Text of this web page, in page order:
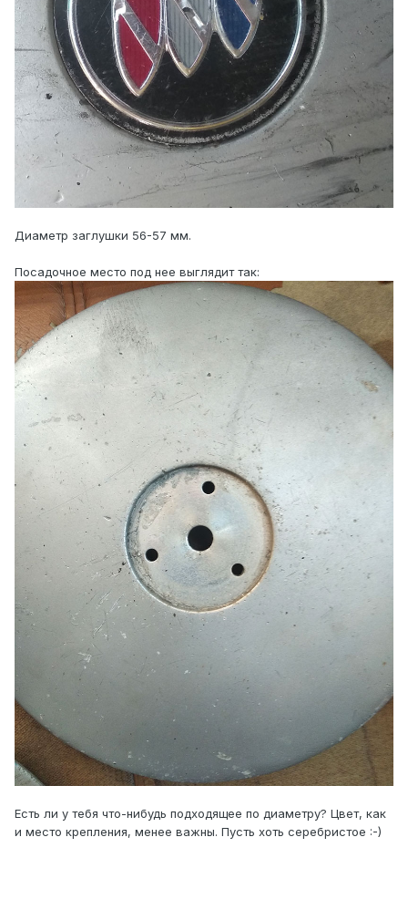
Диаметр заглушки 56-57 мм.
Посадочное место под нее выглядит так:
Есть ли у тебя что-нибудь подходящее по диаметру? Цвет, как
и место крепления, менее важны. Пусть хоть серебристое :-)